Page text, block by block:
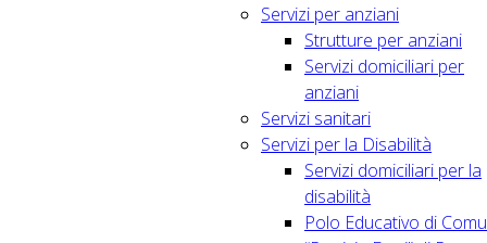
Servizi per anziani
Strutture per anziani
Servizi domiciliari per
anziani
Servizi sanitari
Servizi per la Disabilità
Servizi domiciliari per la
disabilità
Polo Educativo di